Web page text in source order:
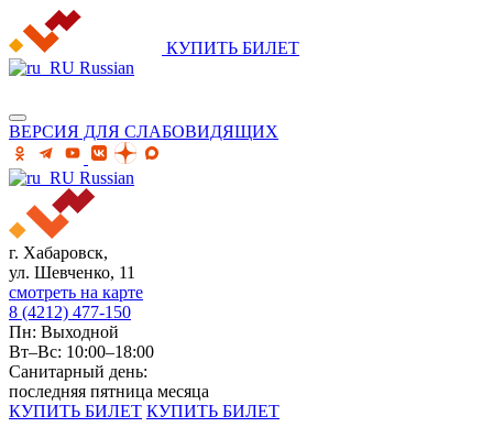
КУПИТЬ БИЛЕТ
Russian
ВЕРСИЯ ДЛЯ СЛАБОВИДЯЩИХ
Russian
г. Хабаровск,
ул. Шевченко, 11
смотреть на карте
8 (4212) 477-150
Пн: Выходной
Вт–Вс: 10:00–18:00
Санитарный день:
последняя пятница месяца
КУПИТЬ БИЛЕТ КУПИТЬ БИЛЕТ